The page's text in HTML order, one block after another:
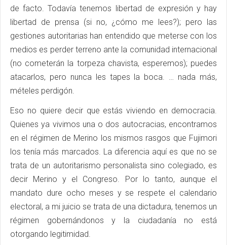
de facto. Todavía tenemos libertad de expresión y hay
libertad de prensa (si no, ¿cómo me lees?); pero las
gestiones autoritarias han entendido que meterse con los
medios es perder terreno ante la comunidad internacional
(no cometerán la torpeza chavista, esperemos); puedes
atacarlos, pero nunca les tapes la boca. … nada más,
mételes perdigón.
Eso no quiere decir que estás viviendo en democracia.
Quienes ya vivimos una o dos autocracias, encontramos
en el régimen de Merino los mismos rasgos que Fujimori
los tenía más marcados. La diferencia aquí es que no se
trata de un autoritarismo personalista sino colegiado, es
decir Merino y el Congreso. Por lo tanto, aunque el
mandato dure ocho meses y se respete el calendario
electoral, a mi juicio se trata de una dictadura, tenemos un
régimen gobernándonos y la ciudadanía no está
otorgando legitimidad.